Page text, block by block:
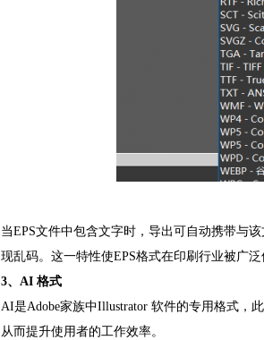
当EPS文件中包含文字时，导出可自动携带与
现乱码。这一特性使EPS格式在印刷行业被广泛
3、AI 格式
AI是Adobe家族中Illustrator 软件的专用格式，
从而提升使用者的工作效率。